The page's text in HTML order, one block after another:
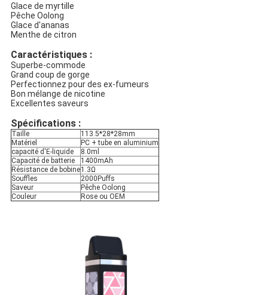
Glace de myrtille
Pêche Oolong
Glace d'ananas
Menthe de citron
Caractéristiques :
Superbe-commode
Grand coup de gorge
Perfectionnez pour des ex-fumeurs
Bon mélange de nicotine
Excellentes saveurs
Spécifications :
Taille
113.5*28*28mm
Matériel
PC + tube en aluminium
capacité d'E-liquide
8.0ml
Capacité de batterie
1400mAh
Résistance de bobine1.3Ω
Souffles
2000Puffs
Saveur
Pêche Oolong
Couleur
Rose ou OEM